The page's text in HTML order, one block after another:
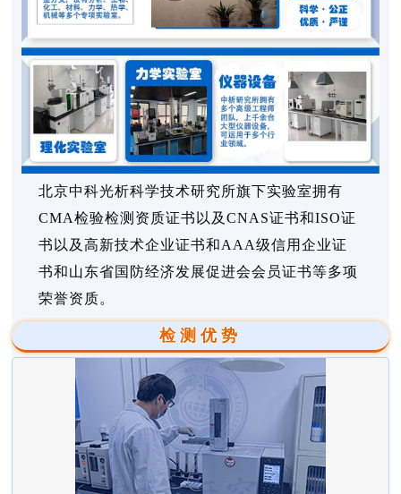
北京中科光析科学技术研究所旗下实验室拥有
CMA检验检测资质证书以及CNAS证书和ISO证
书以及高新技术企业证书和AAA级信用企业证
书和山东省国防经济发展促进会会员证书等多项
荣誉资质。
检测优势